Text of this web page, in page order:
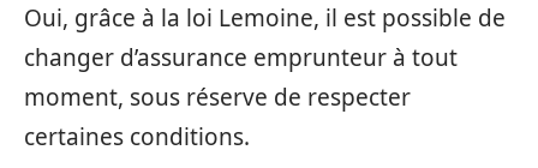
Oui, grâce à la loi Lemoine, il est possible de
changer d’assurance emprunteur à tout
moment, sous réserve de respecter
certaines conditions.